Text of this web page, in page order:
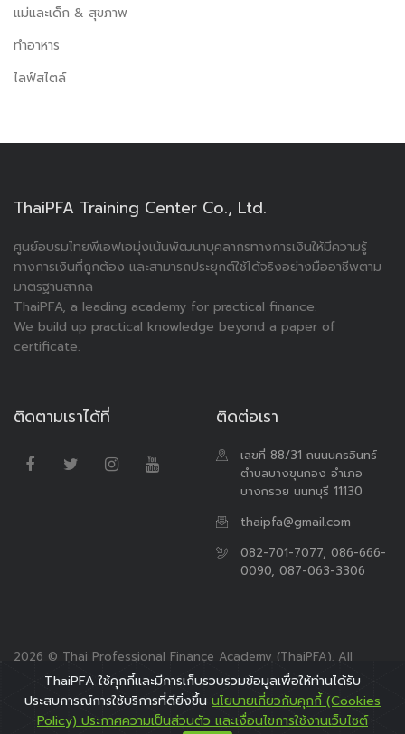
แม่และเด็ก & สุขภาพ
ทำอาหาร
ไลฟ์สไตล์
ThaiPFA Training Center Co., Ltd.
ศูนย์อบรมไทยพีเอฟเอมุ่งเน้นพัฒนาบุคลากรทางการเงินให้มีความรู้
ทางการเงินที่ถูกต้อง และสามารถประยุกต์ใช้ได้จริงอย่างมืออาชีพตาม
มาตรฐานสากล
ThaiPFA, a leading academy for practical finance.
We build up practical knowledge beyond a paper of
certificate.
ติดตามเราได้ที่ ติดต่อเรา
เลขที่ 88/31 ถนนนครอินทร์
ตำบลบางขุนกอง อำเภอ
บางกรวย นนทบุรี 11130
thaipfa@gmail.com
082-701-7077, 086-666-
0090, 087-063-3306
2026 © Thai Professional Finance Academy (ThaiPFA). All
Rights Reserved.
ThaiPFA ใช้คุกกี้และมีการเก็บรวบรวมข้อมูลเพื่อให้ท่านได้รับ
ประสบการณ์การใช้บริการที่ดียิ่งขึ้น นโยบายเกี่ยวกับคุกกี้ (Cookies
Policy) ประกาศความเป็นส่วนตัว และเงื่อนไขการใช้งานเว็บไซต์